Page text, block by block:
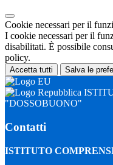
Cookie necessari per il
I cookie necessari per il
disabilitati. È possibile
policy.
Accetta tutti Salva le
"DOSSOBUONO"
Contatti
ISTITUTO